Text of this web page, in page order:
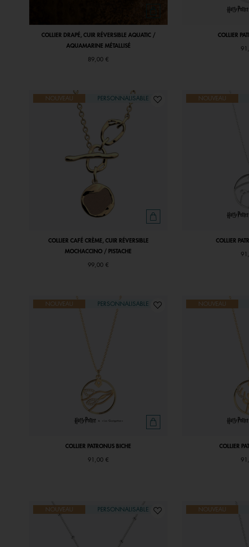
COLLIER DRAPÉ, CUIR RÉVERSIBLE AQUATIC /
AQUAMARINE MÉTALLISÉ
89,00 €
COLLIER
NOUVEAU PERSONNALISABLE
COLLIER CAFÉ CRÈME, CUIR RÉVERSIBLE
MOCHACCINO / PISTACHE
99,00 €
NOUVEAU
COLLIER
NOUVEAU PERSONNALISABLE
COLLIER PATRONUS BICHE
91,00 €
NOUVEAU
COLLIER
NOUVEAU PERSONNALISABLE NOUVEAU